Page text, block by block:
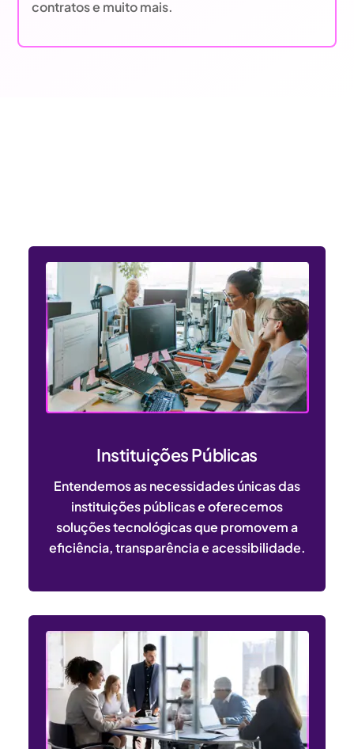
contratos e muito mais.
Instituições Públicas
Entendemos as necessidades únicas das
instituições públicas e oferecemos
soluções tecnológicas que promovem a
eficiência, transparência e acessibilidade.